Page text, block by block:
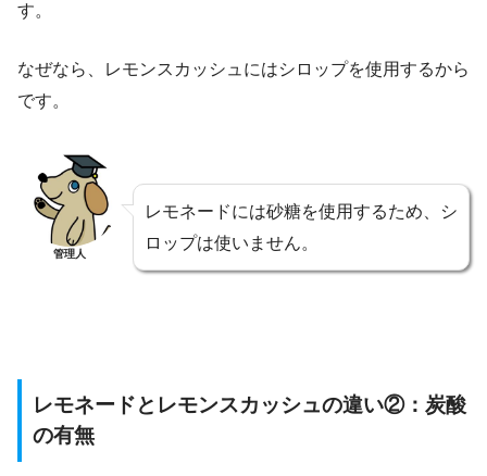
す。
なぜなら、レモンスカッシュにはシロップを使用するから
です。
管理人
レモネードには砂糖を使用するため、シ
ロップは使いません。
レモネードとレモンスカッシュの違い②：炭酸
の有無